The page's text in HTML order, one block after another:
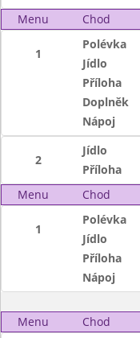
Menu
Chod
1
Polévka
Jídlo
Příloha
Doplněk
Nápoj
2
Jídlo
Příloha
Menu
Chod
1
Polévka
Jídlo
Příloha
Nápoj
Menu Chod